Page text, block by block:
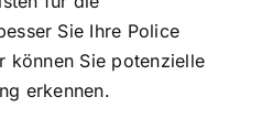
Sie Ihre Police
können Sie potenzielle
erkennen.